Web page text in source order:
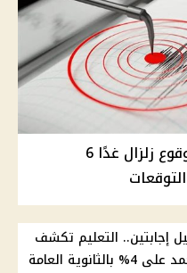
البحوث الفلكية تحسم مزاعم وقوع زلزال غدًا 6
إجابتين.. التعليم تكشف
العامة